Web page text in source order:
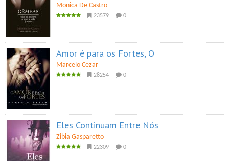
Monica De Castro
23579 0
Amor é para os Fortes, O
Marcelo Cezar
28254 0
Eles Continuam Entre Nós
Zibia Gasparetto
22309 0